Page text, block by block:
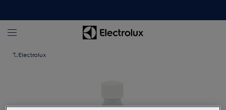
Electrolux